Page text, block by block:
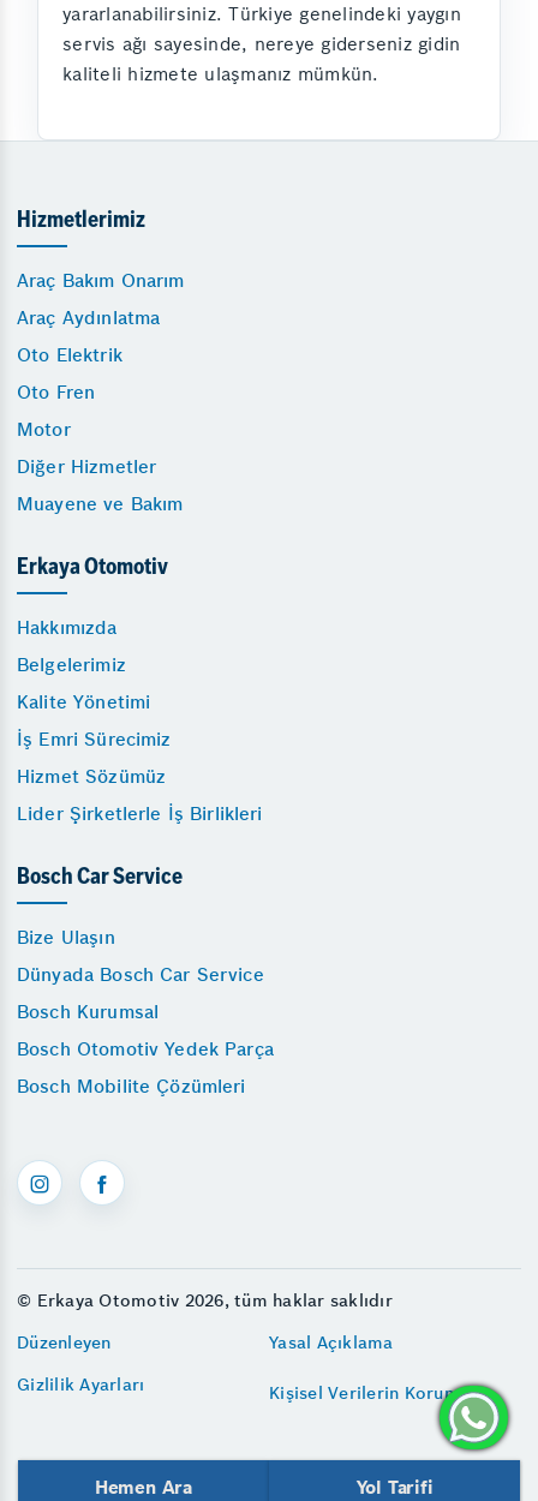
yararlanabilirsiniz. Türkiye genelindeki yaygın
servis ağı sayesinde, nereye giderseniz gidin
kaliteli hizmete ulaşmanız mümkün.
Hizmetlerimiz
Araç Bakım Onarım
Araç Aydınlatma
Oto Elektrik
Oto Fren
Motor
Diğer Hizmetler
Muayene ve Bakım
Erkaya Otomotiv
Hakkımızda
Belgelerimiz
Kalite Yönetimi
İş Emri Sürecimiz
Hizmet Sözümüz
Lider Şirketlerle İş Birlikleri
Bosch Car Service
Bize Ulaşın
Dünyada Bosch Car Service
Bosch Kurumsal
Bosch Otomotiv Yedek Parça
Bosch Mobilite Çözümleri
© Erkaya Otomotiv 2026, tüm haklar saklıdır
Düzenleyen
Yasal Açıklama
Gizlilik Ayarları
Kişisel Verilerin Korunması
Hemen Ara Yol Tarifi